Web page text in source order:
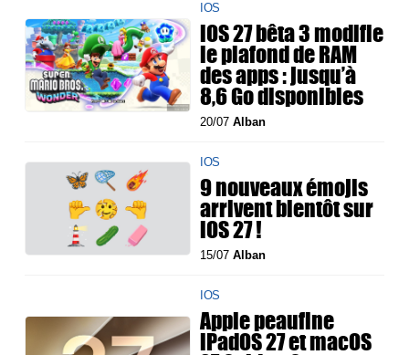
IOS
iOS 27 bêta 3 modifie
le plafond de RAM
des apps : jusqu’à
8,6 Go disponibles
20/07Alban
IOS
9 nouveaux émojis
arrivent bientôt sur
iOS 27 !
15/07Alban
IOS
Apple peaufine
iPadOS 27 et macOS